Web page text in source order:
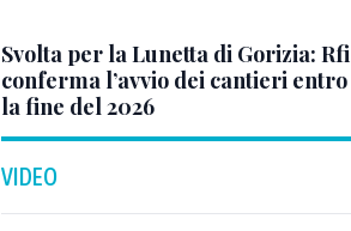
Svolta per la Lunetta di Gorizia: Rfi
conferma l’avvio dei cantieri entro
la fine del 2026
VIDEO